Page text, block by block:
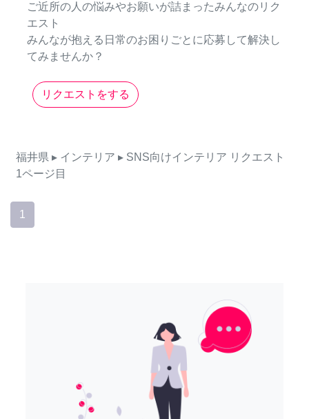
ご近所の人の悩みやお願いが詰まったみんなのリク
エスト
みんなが抱える日常のお困りごとに応募して解決し
てみませんか？
リクエストをする
福井県 ▸ インテリア ▸ SNS向けインテリア リクエスト
1ページ目
1